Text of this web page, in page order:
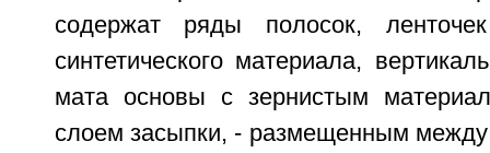
содержат ряды полосок,
синтетического материала,
мата основы с зернистым
слоем засыпки, - размещенным